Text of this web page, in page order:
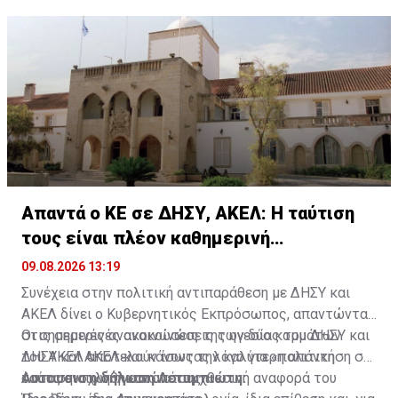
Απαντά ο ΚΕ σε ΔΗΣΥ, ΑΚΕΛ: Η ταύτιση
τους είναι πλέον καθημερινή
διαπίστωση
09.08.2026 13:19
Συνέχεια στην πολιτική αντιπαράθεση με ΔΗΣΥ και
ΑΚΕΛ δίνει ο Κυβερνητικός Εκπρόσωπος, απαντώντας
στις σημερινές ανακοινώσεις των δύο κομμάτων
ΔΗΣΥ και ΑΚΕΛ και κάνοντας λόγο για «πολιτική
ταύτιση» των ηγεσιών τους.
Οι σημερινές ανακοινώσεις της ηγεσίας του ΔΗΣΥ και
του ΑΚΕΛ αποτελούν ίσως την καλύτερη απάντηση σε
όσους ενοχλήθηκαν από τη χθεσινή αναφορά του
Αυτουσια η δήλωση Λετυμπιώτη: